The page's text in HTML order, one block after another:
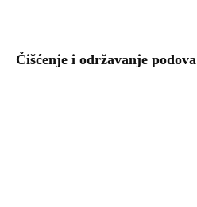
Čišćenje i održavanje podova